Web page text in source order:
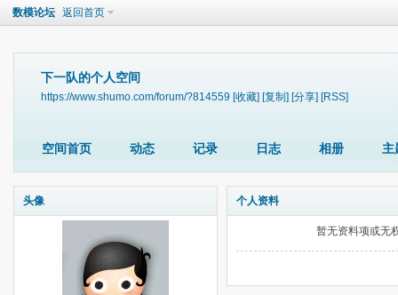
数模论坛 返回首页
下一队的个人空间
https://www.shumo.com/forum/?814559 [收藏] [复制] [分享] [RSS]
空间首页 动态 记录 日志 相册 主
头像 个人资料
暂无资料项或无